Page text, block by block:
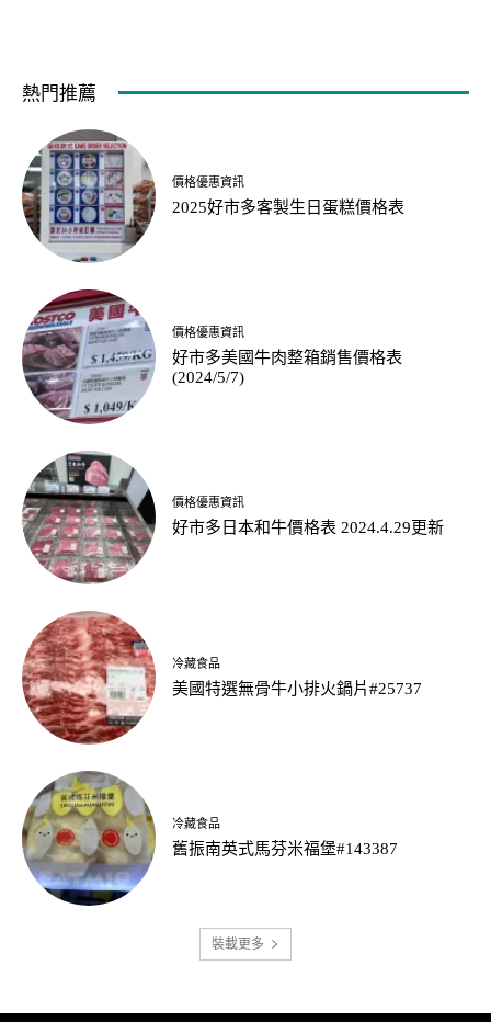
熱門推薦
價格優惠資訊
2025好市多客製生日蛋糕價格表
價格優惠資訊
好市多美國牛肉整箱銷售價格表
(2024/5/7)
價格優惠資訊
好市多日本和牛價格表 2024.4.29更新
冷藏食品
美國特選無骨牛小排火鍋片#25737
冷藏食品
舊振南英式馬芬米福堡#143387
裝載更多